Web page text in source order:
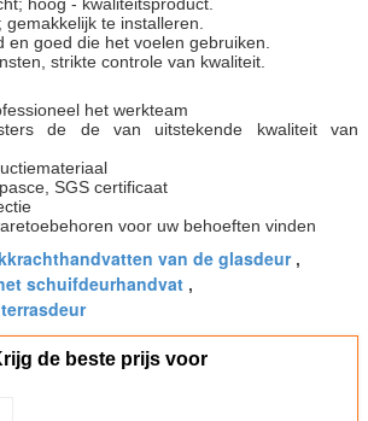
te installeren.
en goed die het voelen gebruiken.
strikte controle van kwaliteit.
het werkteam
de de van uitstekende kwaliteit van
SGS certificaat
voor uw behoeften vinden
van de glasdeur,
schuifdeurhandvat ,
de beste prijs voor